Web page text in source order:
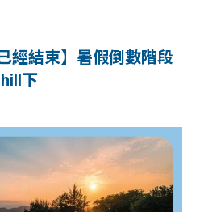
經結束】暑假倒數階段
下